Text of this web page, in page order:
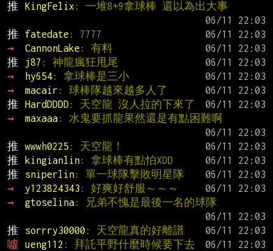
推
KingFelix : 一堆8+9拿球棒 還以為出大事
推
fatedate : 7777
→
CannonLake : 有料
推
j87 : 神龍瘋狂甩尾
→
hy654: 拿球棒是三小
→
macair : 球棒隊越來越多人了
推
HardDDDD : 天空龍 沒人拉的下來了
→
maxaaa: 水鬼要抓龍果然還是有點困難啊
推
wwwh0225 : 天空龍！
推
kingianlin: 拿球棒有點怕XDD
推
sniperlin: 單一球隊擊敗明星隊
→
y123824343 : 好爽好舒服～～～
→
gtoselina: 兄弟不愧是最後一名的球隊
推
sorrry30000 : 天空龍真的好離譜
噓
ueng112 : 拜託平野什麼時候要下去